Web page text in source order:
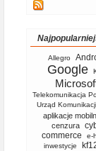
Allegro
Google
Telekomunikacja
Urząd
aplikacje
cenzura
commerce
e-
inwestycje